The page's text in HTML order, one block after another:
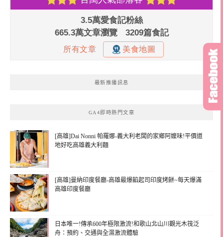
最新推播訊息
GA4即時熱門文章
[高雄]Dai Nonni 帕羅娜-義大利老闆的家鄉阿嬤味!平價道
地好吃高雄義大利麵
[高雄]曼納印度餐廳-高雄最爆餡起司印度烤餅~每天爆滿
高雄印度餐廳
日本唯一!傳承600年極限激流!和歌山北山川觀光木筏泛
舟：預約、交通與全濕激流體驗